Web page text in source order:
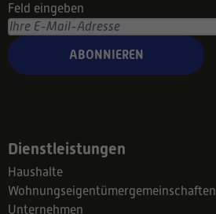
Feld eingeben
ABONNIEREN
Dienstleistungen
Haushalte
Wohnungseigentümergemeinschaften
Unternehmen